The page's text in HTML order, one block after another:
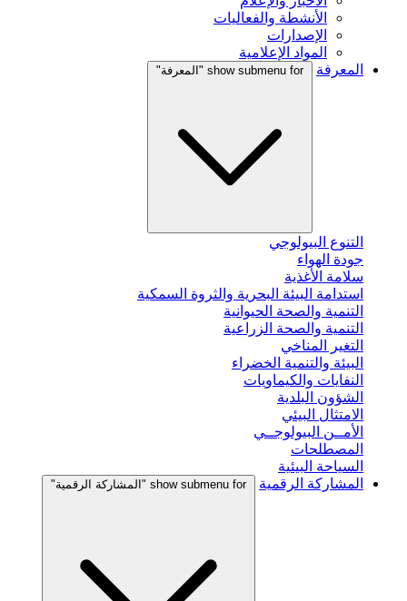
الأنشطة والفعاليات
الإصدارات
المواد الإعلامية
المعرفة
show submenu for "المعرفة"
التنوع البيولوجي
جودة الهواء
سلامة الأغذية
استدامة البيئة البحرية والثروة السمكية
التنمية والصحة الحيوانية
التنمية والصحة الزراعية
التغير المناخي
البيئة والتنمية الخضراء
النفايات والكيماويات
الشؤون البلدية
الامتثال البيئي
الأمــن البيولوجــي
المصطلحات
السياحة البيئية
المشاركة الرقمية
show submenu for "المشاركة الرقمية"